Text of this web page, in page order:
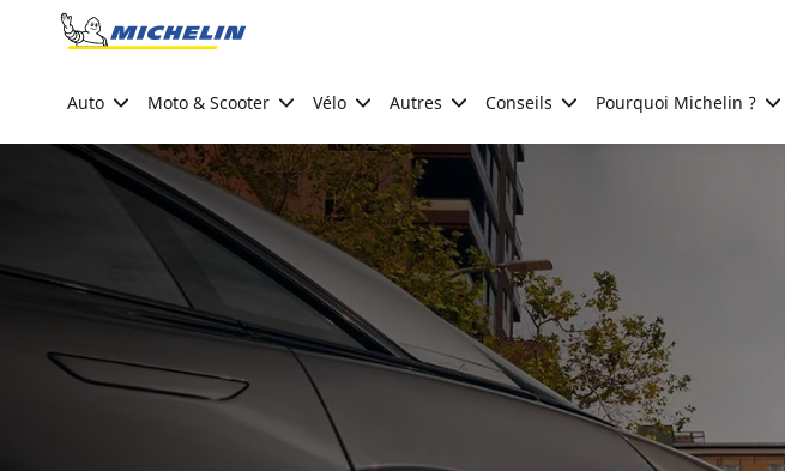
Go to page content
Auto Moto & Scooter Vélo Autres Conseils Pourquoi Michelin ?